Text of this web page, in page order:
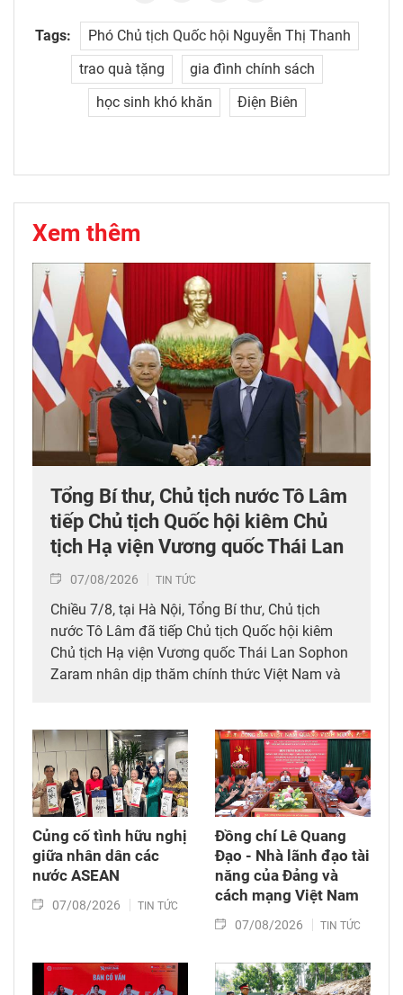
Tags:
Phó Chủ tịch Quốc hội Nguyễn Thị Thanh
trao quà tặng
gia đình chính sách
học sinh khó khăn
Điện Biên
Xem thêm
Tổng Bí thư, Chủ tịch nước Tô Lâm
tiếp Chủ tịch Quốc hội kiêm Chủ
tịch Hạ viện Vương quốc Thái Lan
07/08/2026 TIN TỨC
Chiều 7/8, tại Hà Nội, Tổng Bí thư, Chủ tịch
nước Tô Lâm đã tiếp Chủ tịch Quốc hội kiêm
Chủ tịch Hạ viện Vương quốc Thái Lan Sophon
Zaram nhân dịp thăm chính thức Việt Nam và
(6/8/1976 – 6/8/2026).
Củng cố tình hữu nghị
giữa nhân dân các
nước ASEAN
07/08/2026 TIN TỨC
Đồng chí Lê Quang
Đạo - Nhà lãnh đạo tài
năng của Đảng và
cách mạng Việt Nam​
07/08/2026 TIN TỨC